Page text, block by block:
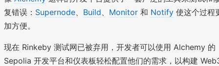
复错误： Supernode Build Monitor 和 Notify 使这个过程
加方便。
现在 Rinkeby 测试网已被弃用，开发者可以使用 Alchemy 的
Sepolia 开发平台和仪表板轻松配置他们的需求，以构建